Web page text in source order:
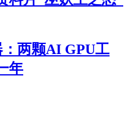
两颗AI GPU工
年